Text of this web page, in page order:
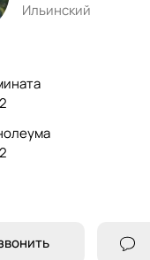
Ильинский